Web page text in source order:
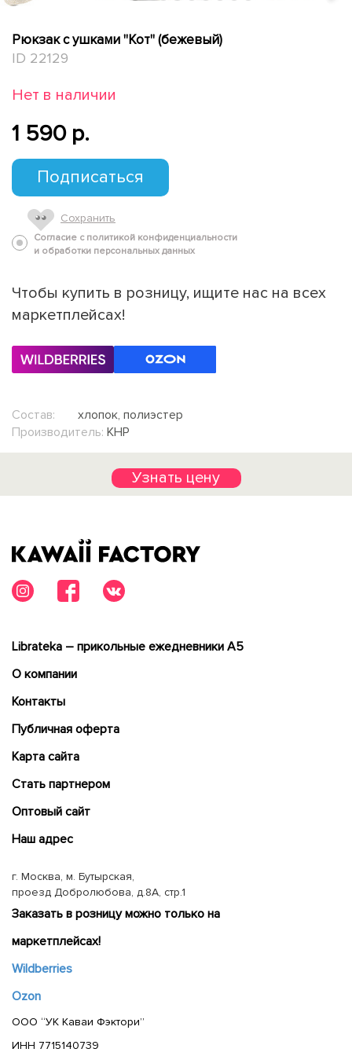
Рюкзак с ушками "Кот" (бежевый)
ID 22129
Нет в наличии
1 590 p.
Подписаться
Сохранить
Согласие с политикой конфиденциальности
и обработки персональных данных
Чтобы купить в розницу, ищите нас на всех
маркетплейсах!
Состав:
хлопок, полиэстер
Производитель: КНР
Узнать цену
Librateka – прикольные ежедневники А5
О компании
Контакты
Публичная оферта
Карта сайта
Cтать партнером
Оптовый сайт
Наш адрес
г. Москва, м. Бутырская,
проезд Добролюбова, д.8А, стр.1
Заказать в розницу можно только на
маркетплейсах!
Wildberries
Ozon
ООО “УК Каваи Фэктори”
ИНН 7715140739